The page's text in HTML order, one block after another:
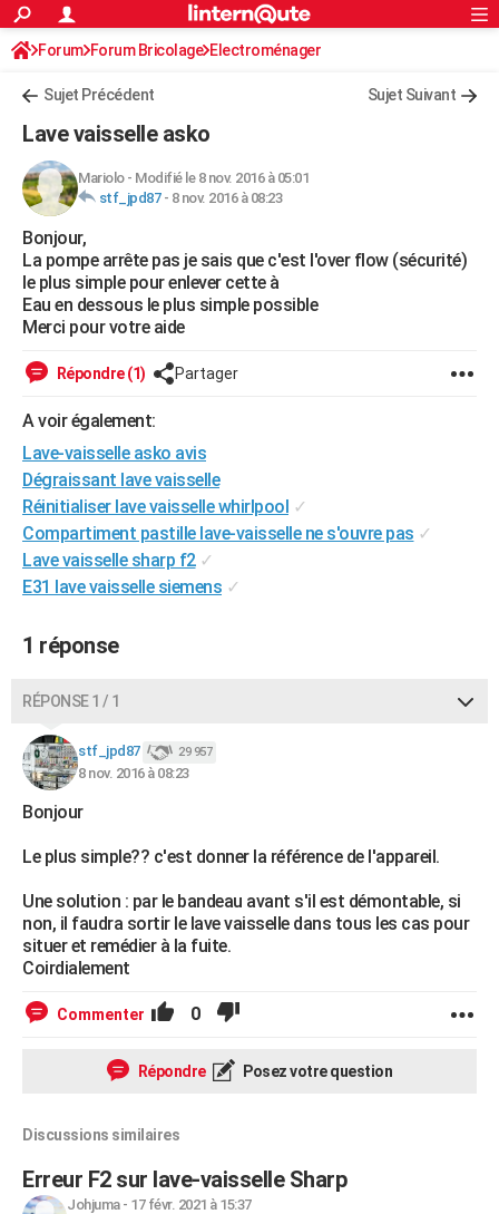
ACTUALITÉS
Politique
Société
Faits Divers
Education
Monde
Villes
+
FINANCE
Retraite
Impôts
Epargne
Immobilier
Risques naturels par ville
Banque
Assurance
Crédit
AUTO
Essais
Réserver un essai
Citadines
Berlines
SUV
Forum auto
+HIGH-TECH
Mobiles
Meilleur smartphone
Internet
Ordinateurs
Jeux vidéo
Guide high-tech
+BRICOLAGE
Forum
Aménagement intérieur
Extérieur
Cuisine
Salle de bains
Jardinage
Rangement
Guides de France
Escapades
Patrimoine
Expositions
Musées
Week-end nature
Art de vivre
Bien-être
Loisirs
Mode
Modes de vie
Alimentation
Guide de la santé
Maladies
Médicaments
Sommeil
VOYAGE
PHOTO
GUIDES D'ACHAT
CARTE DE VOEUX
Carte de Noël
Carte Bonne année
Carte Saint-Valentin
Carte Pâques
Carte d'anniversaire
DICTIONNAIRE
Dictionnaire
Biographies
Citations
Expressions
Proverbes
PROGRAMME TV
Bricolage
Lifestyle
Culture
Sport
Auto
Television
Voyage
Cinema
S'inscrire
Connexion
Forum Forum Bricolage Electroménager
Sujet Précédent Sujet Suivant
Lave vaisselle asko
Mariolo- Modifié le 8 nov. 2016 à 05:01
stf_jpd87- 8 nov. 2016 à 08:23
Bonjour,
La pompe arrête pas je sais que c'est l'over flow (sécurité)
le plus simple pour enlever cette à
Eau en dessous le plus simple possible
Merci pour votre aide
Répondre (1) Partager
A voir également:
Lave-vaisselle asko avis
Dégraissant lave vaisselle
Réinitialiser lave vaisselle whirlpool ✓
Compartiment pastille lave-vaisselle ne s'ouvre pas ✓
Lave vaisselle sharp f2 ✓
E31 lave vaisselle siemens ✓
1 réponse
RÉPONSE 1 / 1
stf_jpd87 29 957
8 nov. 2016 à 08:23
Bonjour
Le plus simple?? c'est donner la référence de l'appareil.
Une solution : par le bandeau avant s'il est démontable, si
non, il faudra sortir le lave vaisselle dans tous les cas pour
situer et remédier à la fuite.
Coirdialement
Commenter 0
Répondre Posez votre question
Discussions similaires
Erreur F2 sur lave-vaisselle Sharp
Johjuma- 17 févr. 2021 à 15:37